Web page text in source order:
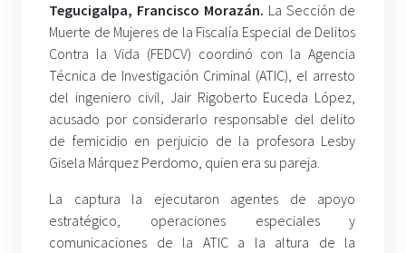
Tegucigalpa, Francisco Morazán. La Sección de
Muerte de Mujeres de la Fiscalía Especial de Delitos
Contra la Vida (FEDCV) coordinó con la Agencia
Técnica de Investigación Criminal (ATIC), el arresto
del ingeniero civil, Jair Rigoberto Euceda López,
acusado por considerarlo responsable del delito
de femicidio en perjuicio de la profesora Lesby
Gisela Márquez Perdomo, quien era su pareja.
La captura la ejecutaron agentes de apoyo
estratégico, operaciones especiales y
comunicaciones de la ATIC a la altura de la